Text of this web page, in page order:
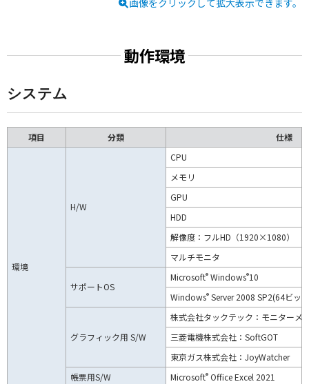
画像をクリックして拡大表示できます。
動作環境
システム
項目 分類 仕様
環境
H/W
CPU
メモリ
GPU
HDD
解像度：フルHD（1920×1080）
マルチモニタ
サポートOS
Microsoft® Windows®10
Windows® Server 2008 SP2(64ビッ
グラフィック用 S/W
株式会社タックテック：モニターメ
三菱電機株式会社：SoftGOT
東京ガス株式会社：JoyWatcher
帳票用S/W
Microsoft® Office Excel 2021